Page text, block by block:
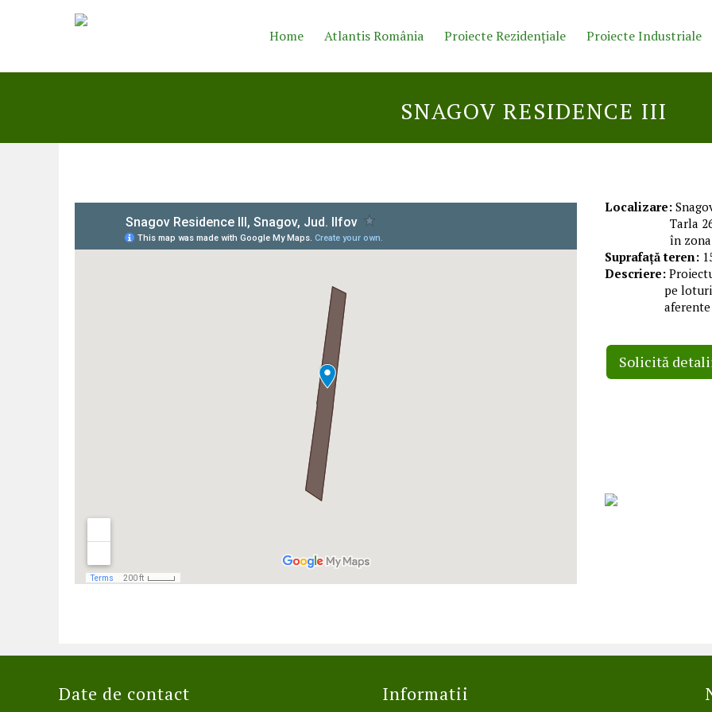
Home Atlantis România Proiecte Rezidențiale Proiecte Industriale
SNAGOV RESIDENCE III
Localizare:
Tarla
în
Suprafață teren:
Descriere:
pe
Solicită
Date de contact Informatii